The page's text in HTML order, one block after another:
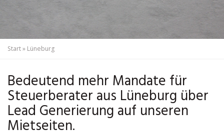
Start» Lüneburg
Bedeutend mehr Mandate für
Steuerberater aus Lüneburg über
Lead Generierung auf unseren
Mietseiten.